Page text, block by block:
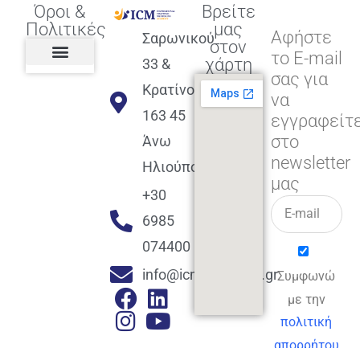
Όροι &
Πολιτικές
Σαρωνικού
33 &
Κρατίνου
163 45
Άνω
Ηλιούπολη
+30
6985
074400
info@icmacademy.gr
Βρείτε
μας
στον
χάρτη
Αφήστε
το E-mail
σας για
να
στο
newsletter
μας
Συμφωνώ
με την
πολιτική